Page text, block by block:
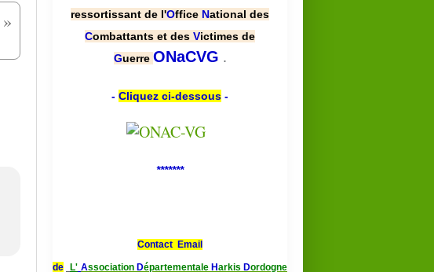
ressortissant de l'Office National des
Combattants et des Victimes de
Guerre ONaCVG .
- Cliquez ci-dessous -
*******
Contact Email
de L' Association Départementale Harkis Dordogne